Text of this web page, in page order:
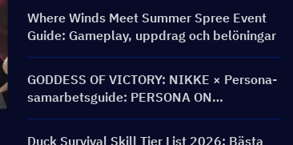
Where Winds Meet Summer Spree Event
Guide: Gameplay, uppdrag och belöningar
GODDESS OF VICTORY: NIKKE × Persona-
samarbetsguide: PERSONA ON
FRONTLINE-event, karaktärer, banners
och belöningar
Duck Survival Skill Tier List 2026: Bästa